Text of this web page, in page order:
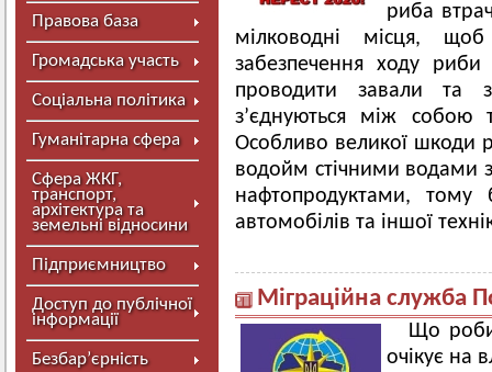
Правова база
Громадська участь
Соціальна політика
Гуманітарна сфера
Сфера ЖКГ,
транспорт,
архітектура та
земельні відносини
Підприємництво
Доступ до публічної
інформації
Безбар’єрність
риба
мілководні місця,
забезпечення ходу риби
проводити завали та
з’єднуються між собою
Особливо великої шкоди
водойм стічними водами
нафтопродуктами, тому
автомобілів та іншої
Міграційна служба
Що
очікує на